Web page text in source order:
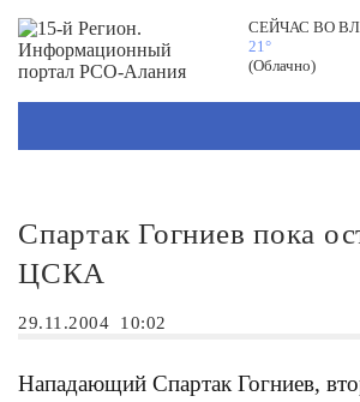
СЕЙЧАС ВО
21°
(Облачно)
Спартак Гогниев пока
ЦСКА
29.11.2004 10:02
Нападающий Спартак Гогниев,